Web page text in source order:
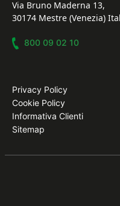
Via Bruno Maderna 13,
30174 Mestre (Venezia)
800 09 02 10
Privacy Policy
Cookie Policy
Informativa Clienti
Sitemap